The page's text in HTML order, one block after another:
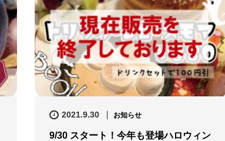
2021.9.30 お知らせ
9/30 スタート！今年も登場ハロウィン